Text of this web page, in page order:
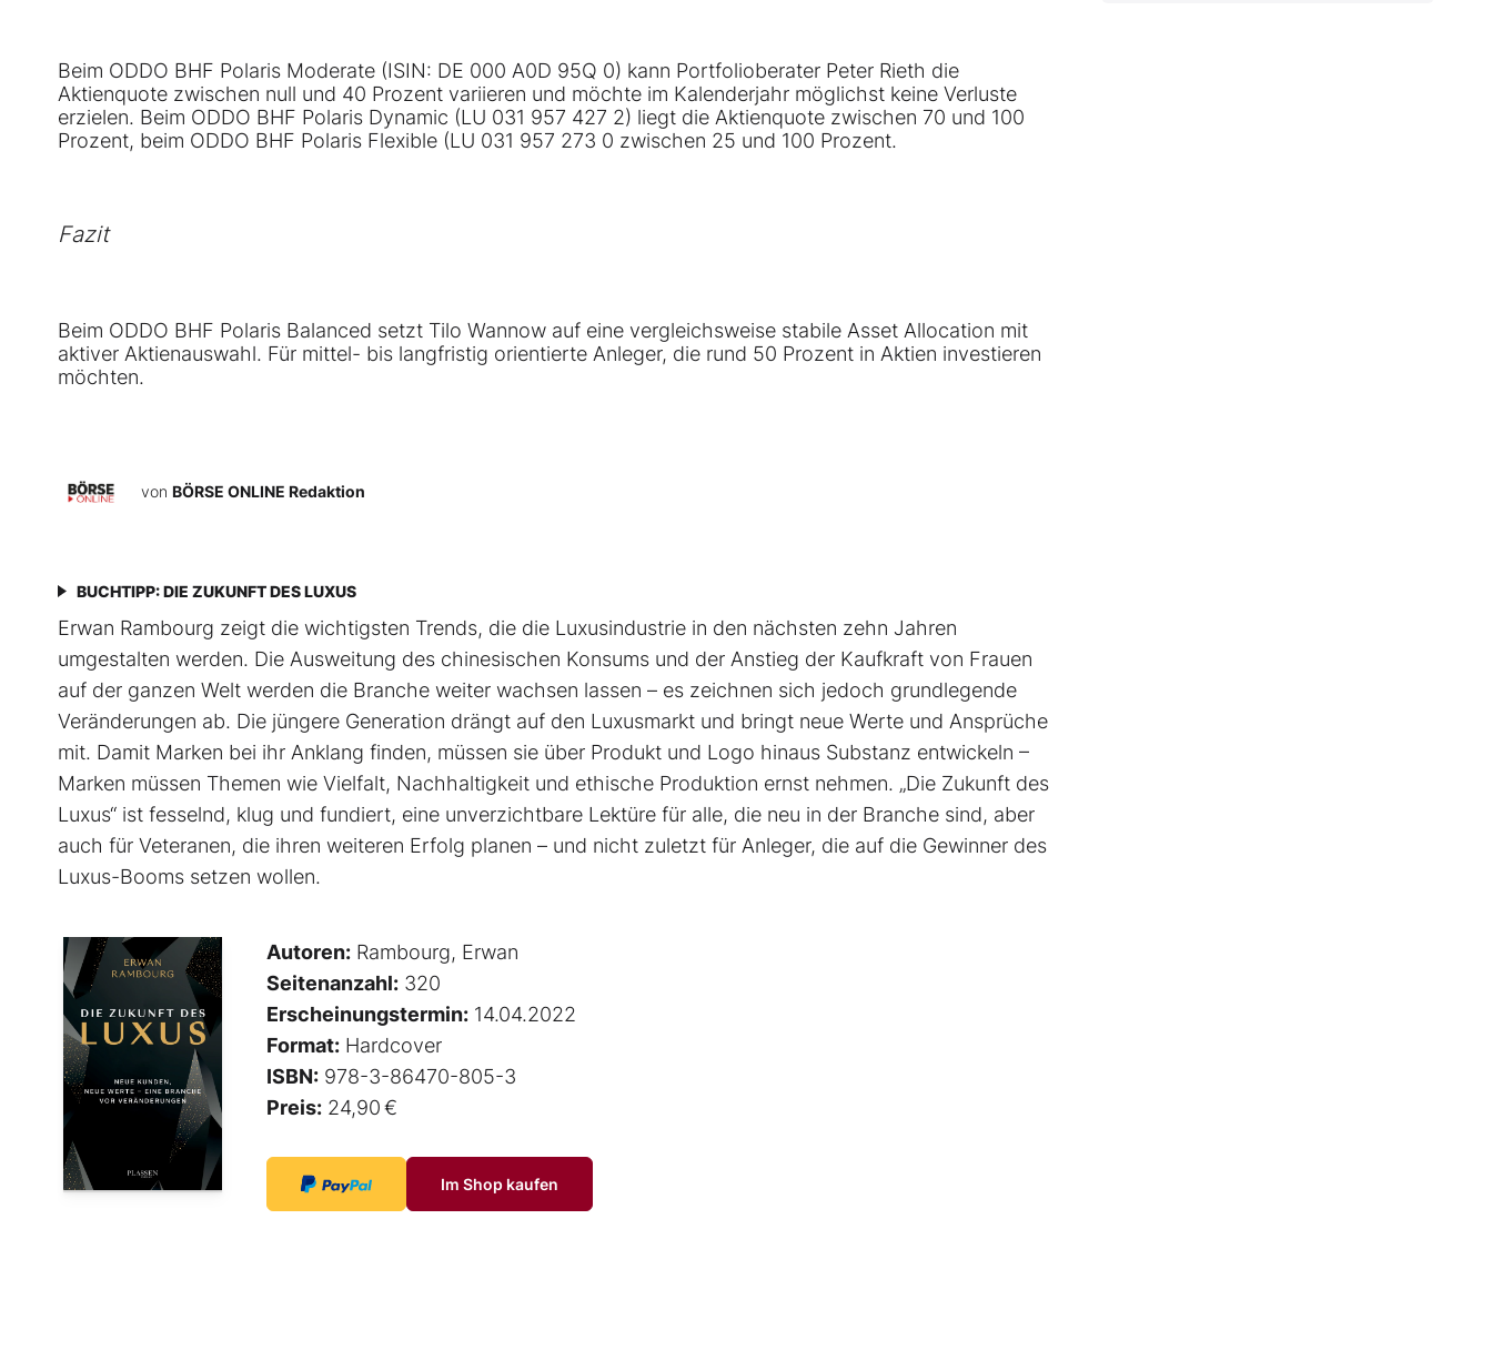
Beim ODDO BHF Polaris Moderate (ISIN: DE 000 A0D 95Q 0) kann Portfolioberater Peter Rieth die
Aktienquote zwischen null und 40 Prozent variieren und möchte im Kalenderjahr möglichst keine Verluste
erzielen. Beim ODDO BHF Polaris Dynamic (LU 031 957 427 2) liegt die Aktienquote zwischen 70 und 100
Prozent, beim ODDO BHF Polaris Flexible (LU 031 957 273 0 zwischen 25 und 100 Prozent.
Fazit
Beim ODDO BHF Polaris Balanced setzt Tilo Wannow auf eine vergleichsweise stabile Asset Allocation mit
aktiver Aktienauswahl. Für mittel- bis langfristig orientierte Anleger, die rund 50 Prozent in Aktien investieren
möchten.
von BÖRSE ONLINE Redaktion
BUCHTIPP: DIE ZUKUNFT DES LUXUS
Erwan Rambourg zeigt die wichtigsten Trends, die die Luxusindustrie in den nächsten zehn Jahren
umgestalten werden. Die Ausweitung des chinesischen Konsums und der Anstieg der Kaufkraft von Frauen
auf der ganzen Welt werden die Branche weiter wachsen lassen – es zeichnen sich jedoch grundlegende
Veränderungen ab. Die jüngere Generation drängt auf den Luxusmarkt und bringt neue Werte und Ansprüche
mit. Damit Marken bei ihr Anklang finden, müssen sie über Produkt und Logo hinaus Substanz entwickeln –
Marken müssen Themen wie Vielfalt, Nachhaltigkeit und ethische Produktion ernst nehmen. „Die Zukunft des
Luxus“ ist fesselnd, klug und fundiert, eine unverzichtbare Lektüre für alle, die neu in der Branche sind, aber
auch für Veteranen, die ihren weiteren Erfolg planen – und nicht zuletzt für Anleger, die auf die Gewinner des
Luxus-Booms setzen wollen.
Autoren: Rambourg, Erwan
Seitenanzahl: 320
Erscheinungstermin: 14.04.2022
Format: Hardcover
ISBN: 978-3-86470-805-3
Preis: 24,90 €
Im Shop kaufen